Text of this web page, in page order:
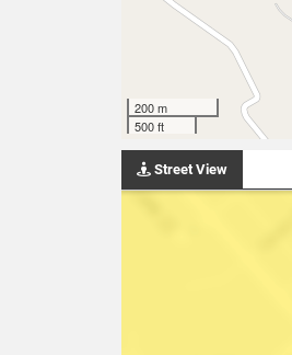
200 m
500 ft
Street View